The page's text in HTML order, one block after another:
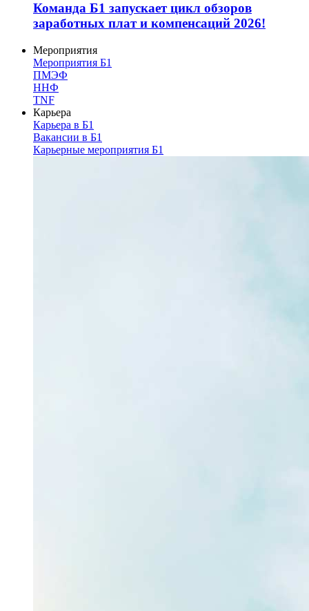
Команда Б1 запускает цикл обзоров
заработных плат и компенсаций 2026!
Мероприятия
Мероприятия Б1
ПМЭФ
ННФ
TNF
Карьера
Карьера в Б1
Вакансии в Б1
Карьерные мероприятия Б1